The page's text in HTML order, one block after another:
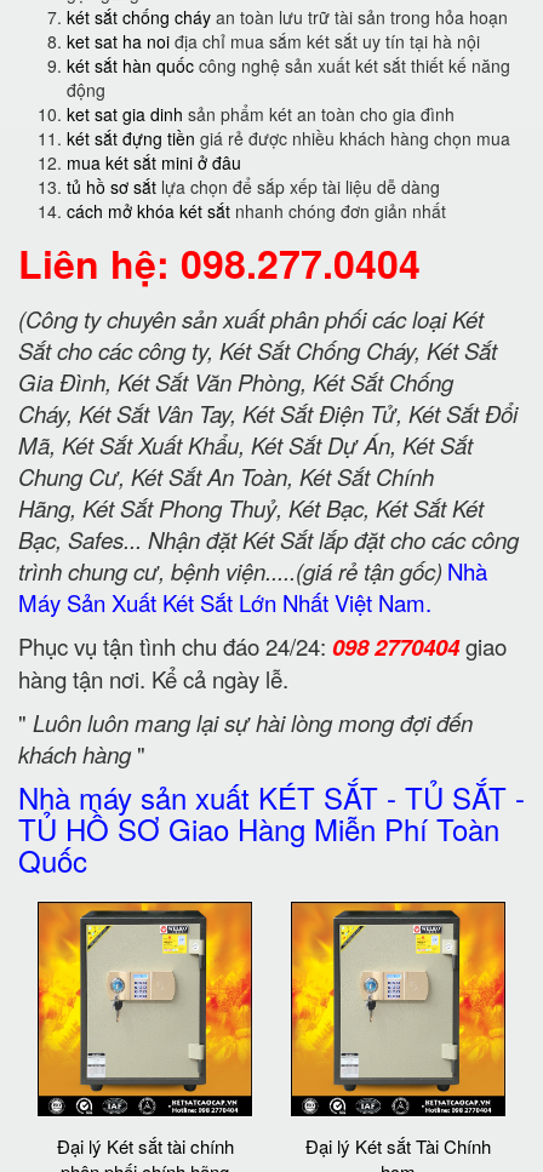
két sắt chống cháy an toàn lưu trữ tài sản trong hỏa hoạn
ket sat ha noi địa chỉ mua sắm két sắt uy tín tại hà nội
két sắt hàn quốc công nghệ sản xuất két sắt thiết kế năng
động
ket sat gia dinh sản phẩm két an toàn cho gia đình
két sắt đựng tiền giá rẻ được nhiều khách hàng chọn mua
mua két sắt mini ở đâu
tủ hồ sơ sắt lựa chọn để sắp xếp tài liệu dễ dàng
cách mở khóa két sắt nhanh chóng đơn giản nhất
Liên hệ: 098.277.0404
(Công ty chuyên sản xuất phân phối các loại Két
Sắt cho các công ty, Két Sắt Chống Cháy, Két Sắt
Gia Đình, Két Sắt Văn Phòng, Két Sắt Chống
Cháy, Két Sắt Vân Tay, Két Sắt Điện Tử, Két Sắt Đổi
Mã, Két Sắt Xuất Khẩu, Két Sắt Dự Án, Két Sắt
Chung Cư, Két Sắt An Toàn, Két Sắt Chính
Hãng, Két Sắt Phong Thuỷ, Két Bạc, Két Sắt Két
Bạc, Safes... Nhận đặt Két Sắt lắp đặt cho các công
trình chung cư, bệnh viện.....(giá rẻ tận gốc) Nhà
Máy Sản Xuất Két Sắt Lớn Nhất Việt Nam.
Phục vụ tận tình chu đáo 24/24: 098 2770404giao
hàng tận nơi. Kể cả ngày lễ.
" Luôn luôn mang lại sự hài lòng mong đợi đến
khách hàng"
Nhà máy sản xuất KÉT SẮT - TỦ SẮT -
TỦ HỒ SƠ Giao Hàng Miễn Phí Toàn
Quốc
Đại lý Két sắt tài chính
Đại lý Két sắt Tài Chính